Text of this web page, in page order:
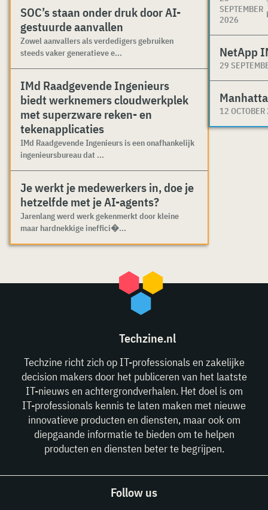
SOC’s staan onder druk door AI-
gestuurde aanvallen
Zowel aanvallers als verdedigers gebruiken
steeds vaker generatieve e...
IMd Raadgevende Ingenieurs
biedt werknemers cloudwerkplek
met superzware reken- en
tekenapplicaties
IMd Raadgevende Ingenieurs is een onafhankelijk
ingenieursbureau dat ...
Je werkt je medewerkers in, doe je
hetzelfde met je AI-agents?
Jarenlang werd werk gekenmerkt door kleine
maar hardnekkige ineffici�...
SEPTEMBER
2026
NetApp
29
12
Techzine.nl
Techzine richt zich op IT-professionals en zakelijke
decision makers door het publiceren van het laatste
IT-nieuws en achtergrondverhalen. Het doel is om
IT-professionals kennis te laten maken met nieuwe
innovatieve producten en diensten, maar ook om
diepgaande informatie te bieden om te helpen
producten en diensten beter te begrijpen.
Follow us